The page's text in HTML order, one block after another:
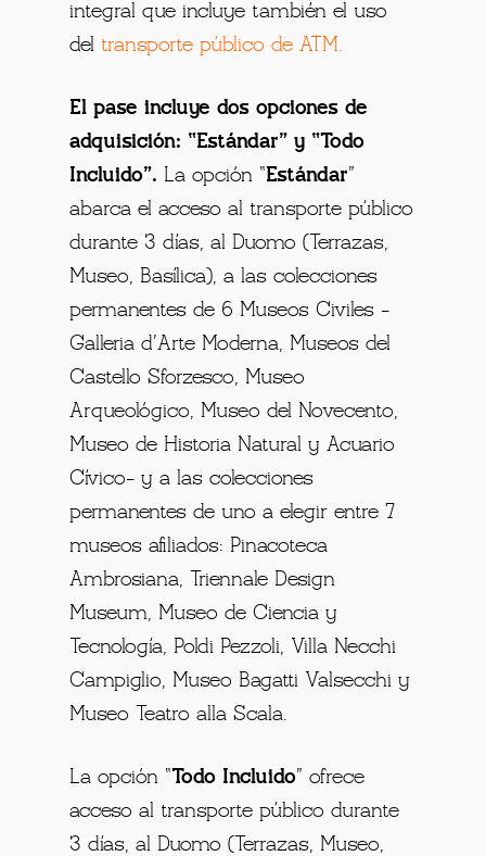
integral que incluye también el uso
del transporte público de ATM.
El pase incluye dos opciones de
adquisición: “Estándar” y “Todo
Incluido”. La opción “Estándar”
abarca el acceso al transporte público
durante 3 días, al Duomo (Terrazas,
Museo, Basílica), a las colecciones
permanentes de 6 Museos Civiles -
Galleria d’Arte Moderna, Museos del
Castello Sforzesco, Museo
Arqueológico, Museo del Novecento,
Museo de Historia Natural y Acuario
Cívico- y a las colecciones
permanentes de uno a elegir entre 7
museos afiliados: Pinacoteca
Ambrosiana, Triennale Design
Museum, Museo de Ciencia y
Tecnología, Poldi Pezzoli, Villa Necchi
Campiglio, Museo Bagatti Valsecchi y
Museo Teatro alla Scala.
La opción “Todo Incluido” ofrece
acceso al transporte público durante
3 días, al Duomo (Terrazas, Museo,